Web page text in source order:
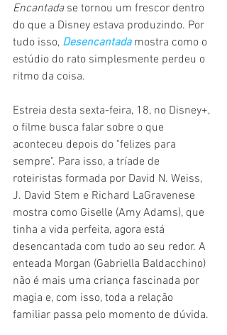
Encantada se tornou um frescor dentro
do que a Disney estava produzindo. Por
tudo isso, Desencantada mostra como o
estúdio do rato simplesmente perdeu o
ritmo da coisa.
Estreia desta sexta-feira, 18, no Disney+,
o filme busca falar sobre o que
aconteceu depois do "felizes para
sempre". Para isso, a tríade de
roteiristas formada por David N. Weiss,
J. David Stem e Richard LaGravenese
mostra como Giselle (Amy Adams), que
tinha a vida perfeita, agora está
desencantada com tudo ao seu redor. A
enteada Morgan (Gabriella Baldacchino)
não é mais uma criança fascinada por
magia e, com isso, toda a relação
familiar passa pelo momento de dúvida.